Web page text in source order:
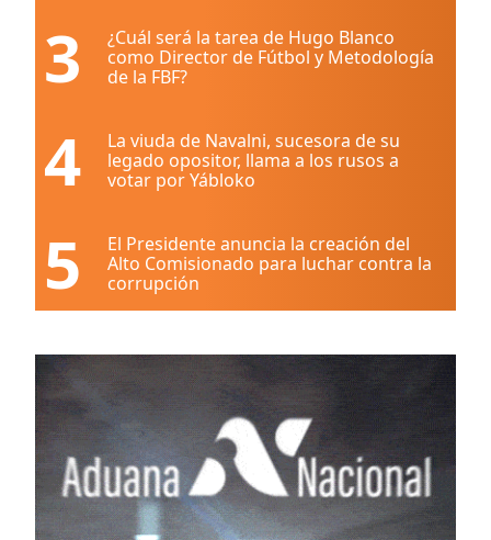
3
¿Cuál será la tarea de Hugo Blanco
como Director de Fútbol y Metodología
de la FBF?
4
La viuda de Navalni, sucesora de su
legado opositor, llama a los rusos a
votar por Yábloko
5
El Presidente anuncia la creación del
Alto Comisionado para luchar contra la
corrupción